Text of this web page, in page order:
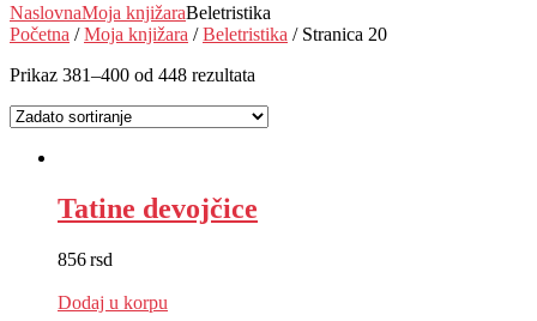
NaslovnaMoja knjižaraBeletristika
Početna /Moja knjižara /Beletristika / Stranica 20
Prikaz 381–400 od 448 rezultata
Tatine devojčice
856rsd
Dodaj u korpu